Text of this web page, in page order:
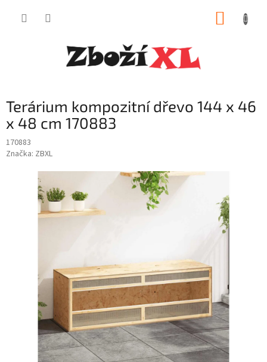
Terárium kompozitní dřevo 144 x 46
x 48 cm 170883
170883
Značka: ZBXL